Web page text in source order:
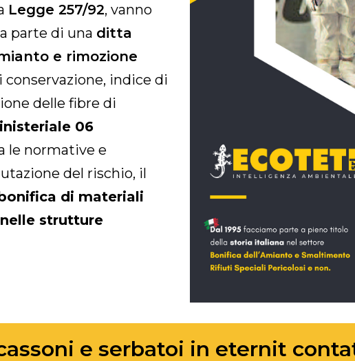
Legge 257/92, vanno
parte di una ditta
e rimozione
indice di
delle fibre di
06
le normative e
del rischio, il
di materiali
strutture
e serbatoi in eternit